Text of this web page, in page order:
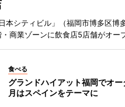
本シティビル」（福岡市博多区博
商業ゾーンに飲食店5店舗がオー
食べる
グランドハイアット福岡でオ
月はスペインをテーマに